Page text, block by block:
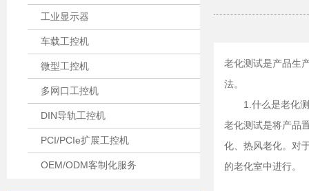
工业显示器
车载工控机
微型工控机
多网口工控机
DIN导轨工控机
PCI/PCIe扩展工控机
OEM/ODM客制化服务
老化测试是产品生
法。
1.什么是老化
老化测试是将产品
化、热风老化。对
的老化室中进行。